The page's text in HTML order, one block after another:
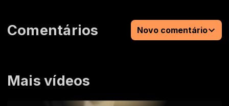
Mais vídeos
Comentários Novo comentário